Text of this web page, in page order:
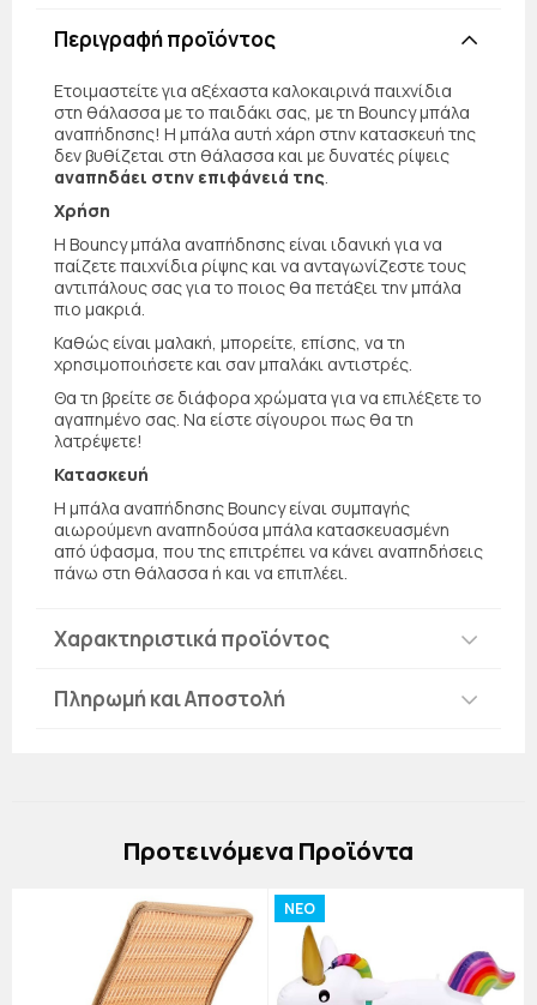
Περιγραφή προϊόντος
Ετοιμαστείτε για αξέχαστα καλοκαιρινά παιχνίδια
στη θάλασσα με το παιδάκι σας, με τη Bouncy μπάλα
αναπήδησης! Η μπάλα αυτή χάρη στην κατασκευή της
δεν βυθίζεται στη θάλασσα και με δυνατές ρίψεις
αναπηδάει στην επιφάνειά της
Χρήση
Η Bouncy μπάλα αναπήδησης είναι ιδανική για να
παίζετε παιχνίδια ρίψης και να ανταγωνίζεστε τους
αντιπάλους σας για το ποιος θα πετάξει την μπάλα
πιο μακριά.
Καθώς είναι μαλακή, μπορείτε, επίσης, να τη
χρησιμοποιήσετε και σαν μπαλάκι αντιστρές.
Θα τη βρείτε σε διάφορα χρώματα για να επιλέξετε το
αγαπημένο σας. Να είστε σίγουροι πως θα τη
λατρέψετε!
Κατασκευή
H μπάλα αναπήδησης Bouncy είναι συμπαγής
αιωρούμενη αναπηδούσα μπάλα κατασκευασμένη
από ύφασμα, που της επιτρέπει να κάνει αναπηδήσεις
πάνω στη θάλασσα ή και να επιπλέει.
Χαρακτηριστικά προϊόντος
Πληρωμή και Αποστολή
Πρoτεινόμενα Προϊόντα
NEO